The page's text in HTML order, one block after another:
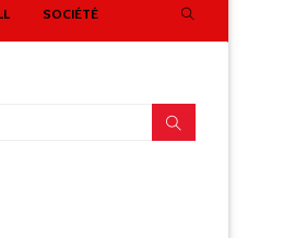
SOCIÉTÉ